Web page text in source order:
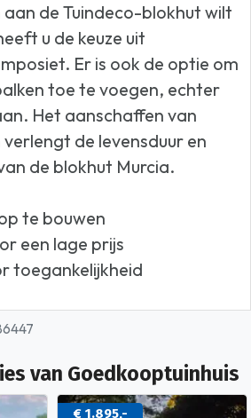
de Tuindeco-blokhut wilt
u de keuze uit
Er is ook de optie om
toe te voegen, echter
Het aanschaffen van
de levensduur en
de blokhut Murcia.
te bouwen
een lage prijs
toegankelijkheid
van Goedkooptuinhuis
€ 1.895,-